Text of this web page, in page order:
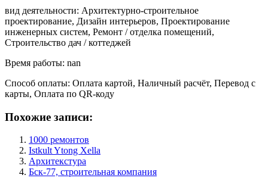
вид деятельности: Архитектурно-строительное
проектирование, Дизайн интерьеров, Проектирование
инженерных систем, Ремонт / отделка помещений,
Строительство дач / коттеджей
Время работы: nan
Способ оплаты: Оплата картой, Наличный расчёт, Перевод с
карты, Оплата по QR-коду
Похожие записи:
1000 ремонтов
Istkult Ytong Xella
Архитекстура
Бск-77, строительная компания